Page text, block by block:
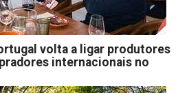
volta a ligar produtores
internacionais no